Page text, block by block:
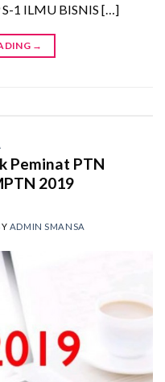
1 ILMU BISNIS […]
→
Peminat PTN
2019
ADMIN SMANSA